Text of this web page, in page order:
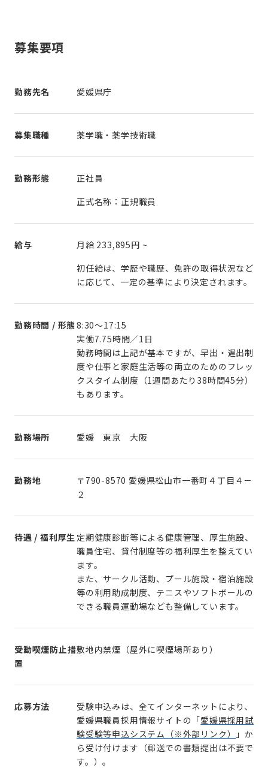
募集要項
勤務先名 愛媛県庁
募集職種 薬学職・薬学技術職
勤務形態
正社員
正式名称：正規職員
給与 月給 233,895円 ~
初任給は、学歴や職歴、免許の取得状況など
に応じて、一定の基準により決定されます。
勤務時間 / 形態8:30～17:15
実働7.75時間／1日
勤務時間は上記が基本ですが、早出・遅出制
度や仕事と家庭生活等の両立のためのフレッ
クスタイム制度（1週間あたり38時間45分）
もあります。
勤務場所 愛媛 東京 大阪
勤務地
〒790-8570 愛媛県松山市一番町４丁目４－
２
待遇 / 福利厚生 定期健康診断等による健康管理、厚生施設、
職員住宅、貸付制度等の福利厚生を整えてい
ます。
また、サークル活動、プール施設・宿泊施設
等の利用助成制度、テニスやソフトボールの
できる職員運動場なども整備しています。
受動喫煙防止措
置
敷地内禁煙（屋外に喫煙場所あり）
応募方法
受験申込みは、全てインターネットにより、
愛媛県職員採用情報サイトの「愛媛県採用試
験受験等申込システム（※外部リンク）
」か
ら受け付けます（郵送での書類提出は不要で
す。）。